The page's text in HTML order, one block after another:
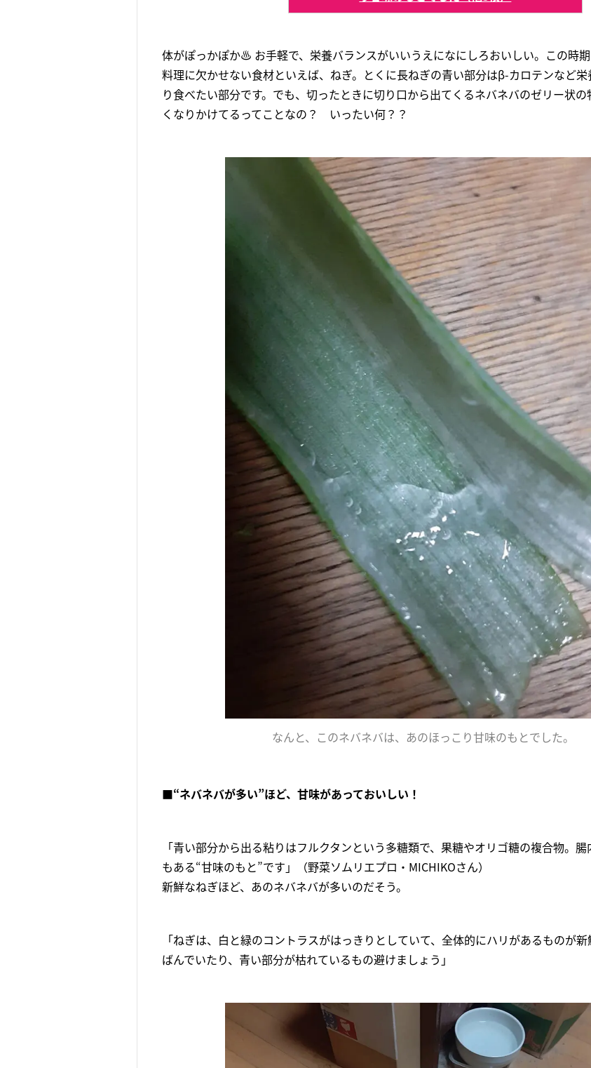
体がぽっかぽか♨ お手軽で、栄養バランスがいいうえになにしろおいしい。この時
料理に欠かせない食材といえば、ねぎ。とくに長ねぎの青い部分はβ-カロテンなど
り食べたい部分です。でも、切ったときに切り口から出てくるネバネバのゼリー状
くなりかけてるってことなの？ いったい何？？
なんと、このネバネバは、あのほっこり甘味のもとでした。
■“ネバネバが多い”ほど、甘味があっておいしい！
「青い部分から出る粘りはフルクタンという多糖類で、果糖やオリゴ糖の複合物。
もある“甘味のもと”です」（野菜ソムリエプロ・MICHIKOさん）
新鮮なねぎほど、あのネバネバが多いのだそう。
「ねぎは、白と緑のコントラスがはっきりとしていて、全体的にハリがあるものが
ばんでいたり、青い部分が枯れているもの避けましょう」